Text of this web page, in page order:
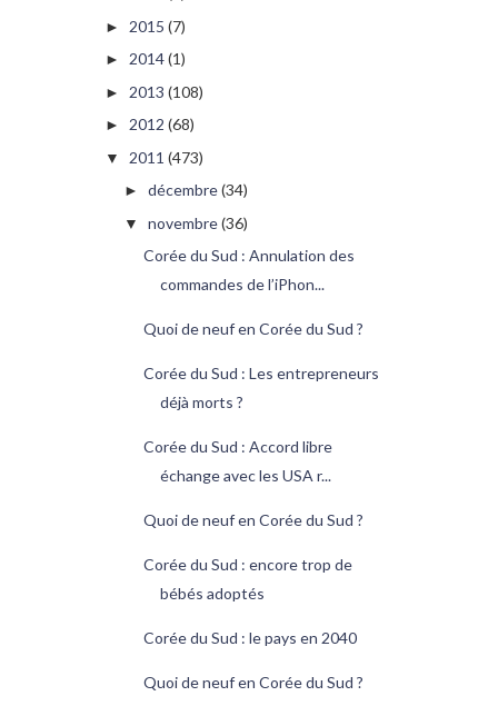
► 2015 (7)
► 2014(1)
► 2013 (108)
► 2012 (68)
▼ 2011 (473)
► décembre(34)
▼ novembre(36)
Corée du Sud : Annulation des
commandes de l’iPhon...
Quoi de neuf en Corée du Sud ?
Corée du Sud : Les entrepreneurs
déjà morts ?
Corée du Sud : Accord libre
échange avec les USA r...
Quoi de neuf en Corée du Sud ?
Corée du Sud : encore trop de
bébés adoptés
Corée du Sud : le pays en 2040
Quoi de neuf en Corée du Sud ?